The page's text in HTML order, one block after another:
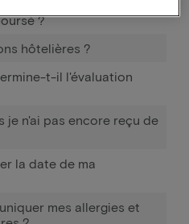
?
hôtelières ?
t-il l'évaluation
je n'ai pas encore reçu de
la date de ma
mes allergies et